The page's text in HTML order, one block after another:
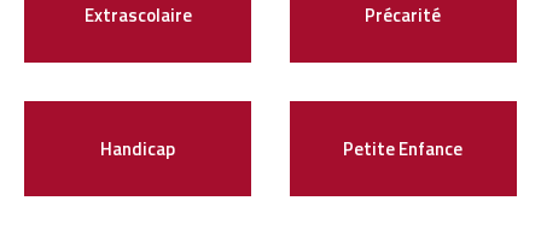
Extrascolaire Précarité
Handicap Petite Enfance